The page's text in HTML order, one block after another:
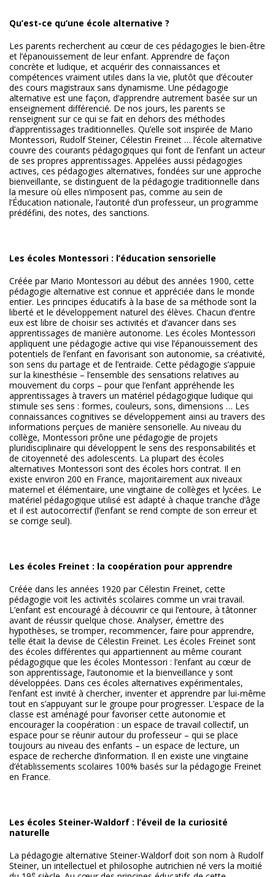
Qu’est-ce qu’une école alternative ?
Les parents recherchent au cœur de ces pédagogies le bien-être
et l’épanouissement de leur enfant. Apprendre de façon
concrète et ludique, et acquérir des connaissances et
compétences vraiment utiles dans la vie, plutôt que d’écouter
des cours magistraux sans dynamisme. Une pédagogie
alternative est une façon, d’apprendre autrement basée sur un
enseignement différencié. De nos jours, les parents se
renseignent sur ce qui se fait en dehors des méthodes
d’apprentissages traditionnelles. Qu’elle soit inspirée de Mario
Montessori, Rudolf Steiner, Célestin Freinet … l’école alternative
couvre des courants pédagogiques qui font de l’enfant un acteur
de ses propres apprentissages. Appelées aussi pédagogies
actives, ces pédagogies alternatives, fondées sur une approche
bienveillante, se distinguent de la pédagogie traditionnelle dans
la mesure où elles n’imposent pas, comme au sein de
l’Éducation nationale, l’autorité d’un professeur, un programme
prédéfini, des notes, des sanctions.
Les écoles Montessori : l’éducation sensorielle
Créée par Mario Montessori au début des années 1900, cette
pédagogie alternative est connue et appréciée dans le monde
entier. Les principes éducatifs à la base de sa méthode sont la
liberté et le développement naturel des élèves. Chacun d’entre
eux est libre de choisir ses activités et d’avancer dans ses
apprentissages de manière autonome. Les écoles Montessori
appliquent une pédagogie active qui vise l’épanouissement des
potentiels de l’enfant en favorisant son autonomie, sa créativité,
son sens du partage et de l’entraide. Cette pédagogie s’appuie
sur la kinesthésie – l’ensemble des sensations relatives au
mouvement du corps – pour que l’enfant appréhende les
apprentissages à travers un matériel pédagogique ludique qui
stimule ses sens : formes, couleurs, sons, dimensions … Les
connaissances cognitives se développement ainsi au travers des
informations perçues de manière sensorielle. Au niveau du
collège, Montessori prône une pédagogie de projets
pluridisciplinaire qui développent le sens des responsabilités et
de citoyenneté des adolescents. La plupart des écoles
alternatives Montessori sont des écoles hors contrat. Il en
existe environ 200 en France, majoritairement aux niveaux
maternel et élémentaire, une vingtaine de collèges et lycées. Le
matériel pédagogique utilisé est adapté à chaque tranche d’âge
et il est autocorrectif (l’enfant se rend compte de son erreur et
se corrige seul).
Les écoles Freinet : la coopération pour apprendre
Créée dans les années 1920 par Célestin Freinet, cette
pédagogie voit les activités scolaires comme un vrai travail.
L’enfant est encouragé à découvrir ce qui l’entoure, à tâtonner
avant de réussir quelque chose. Analyser, émettre des
hypothèses, se tromper, recommencer, faire pour apprendre,
telle était la devise de Célestin Freinet. Les écoles Freinet sont
des écoles différentes qui appartiennent au même courant
pédagogique que les écoles Montessori : l’enfant au cœur de
son apprentissage, l’autonomie et la bienveillance y sont
développées. Dans ces écoles alternatives expérimentales,
l’enfant est invité à chercher, inventer et apprendre par lui-même
tout en s’appuyant sur le groupe pour progresser. L’espace de la
classe est aménagé pour favoriser cette autonomie et
encourager la coopération : un espace de travail collectif, un
espace pour se réunir autour du professeur – qui se place
toujours au niveau des enfants – un espace de lecture, un
espace de recherche d’information. Il en existe une vingtaine
d’établissements scolaires 100% basés sur la pédagogie Freinet
en France.
Les écoles Steiner-Waldorf : l’éveil de la curiosité
naturelle
La pédagogie alternative Steiner-Waldorf doit son nom à Rudolf
Steiner, un intellectuel et philosophe autrichien né vers la moitié
e